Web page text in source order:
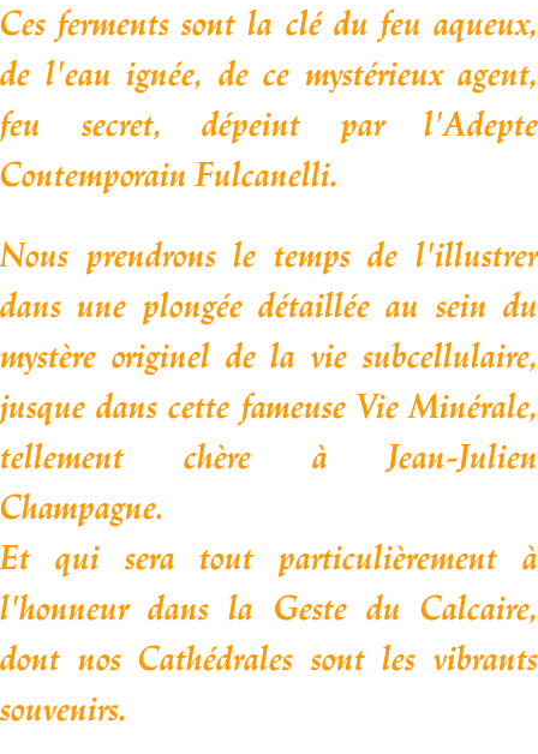
Ces ferments sont la clé du feu aqueux,
de l'eau ignée, de ce mystérieux agent,
feu secret, dépeint par l'Adepte
Contemporain Fulcanelli.
Nous prendrons le temps de l'illustrer
dans une plongée détailléeau sein du
mystère originel de la vie subcellulaire,
jusque dans cette fameuse Vie Minérale,
tellement chère à Jean-Julien
Champagne.
Et qui sera tout particulièrement à
l'honneur dans la Geste du Calcaire,
dont nos Cathédrales sont les vibrants
souvenirs.